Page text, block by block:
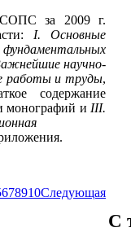
за 2009 г.
I. Основные
научно-
работы и труды,
содержание
монографий и III.
678910Следующая
С